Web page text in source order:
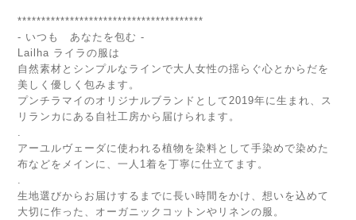
***************************************
- いつも あなたを包む -
Lailha ライラの服は
自然素材とシンプルなラインで大人女性の揺らぐ心とからだを
美しく優しく包みます。
プンチラマイのオリジナルブランドとして2019年に生まれ、ス
リランカにある自社工房から届けられます。
.
アーユルヴェーダに使われる植物を染料として手染めで染めた
布などをメインに、一人1着を丁寧に仕立てます。
.
生地選びからお届けするまでに長い時間をかけ、想いを込めて
大切に作った、オーガニックコットンやリネンの服。